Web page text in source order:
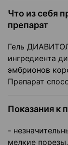
Что из себя
препарат
Гель
ингредиента
эмбрионов
Препарат
Показания к
-
мелкие